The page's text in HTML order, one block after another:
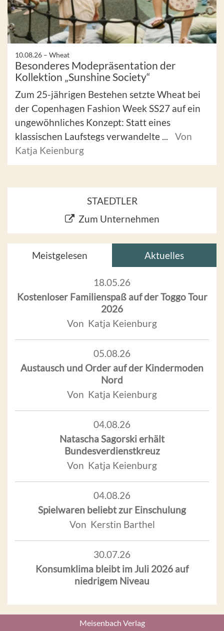
10.08.26 – Wheat
Besonderes Modepräsentation der
Kollektion „Sunshine Society“
Zum 25-jährigen Bestehen setzte Wheat bei
der Copenhagen Fashion Week SS27 auf ein
ungewöhnliches Konzept: Statt eines
klassischen Laufstegs verwandelte ...
Von
Katja Keienburg
STAEDTLER
Zum Unternehmen
Meistgelesen Aktuelles
18.05.26
Kostenloser Familienspaß auf der Toggo Tour
2026
Von Katja Keienburg
05.08.26
Austausch und Order auf der Kindermoden
Nord
Von Katja Keienburg
04.08.26
Natascha Sagorski erhält
Bundesverdienstkreuz
Von Katja Keienburg
04.08.26
Spielwaren beliebt zur Einschulung
Von Kerstin Barthel
30.07.26
Konsumklima bleibt im Juli 2026 auf
niedrigem Niveau
Meisenbach Verlag